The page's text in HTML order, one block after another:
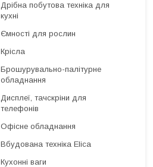
Дрібна побутова техніка для
кухні
Ємності для рослин
Крісла
Брошурувально-палітурне
обладнання
Дисплеї, тачскріни для
телефонів
Офісне обладнання
Вбудована техніка Elica
Кухонні ваги